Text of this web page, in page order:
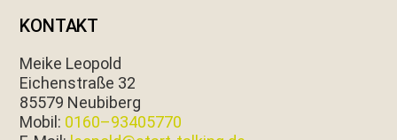
KONTAKT
Meike Leopold
Eichen­straße 32
85579 Neubiberg
Mobil: 0160–93405770